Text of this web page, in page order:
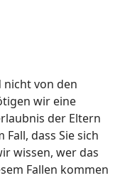
nicht von den
wir eine
der Eltern
dass Sie sich
wissen, wer das
Fallen kommen